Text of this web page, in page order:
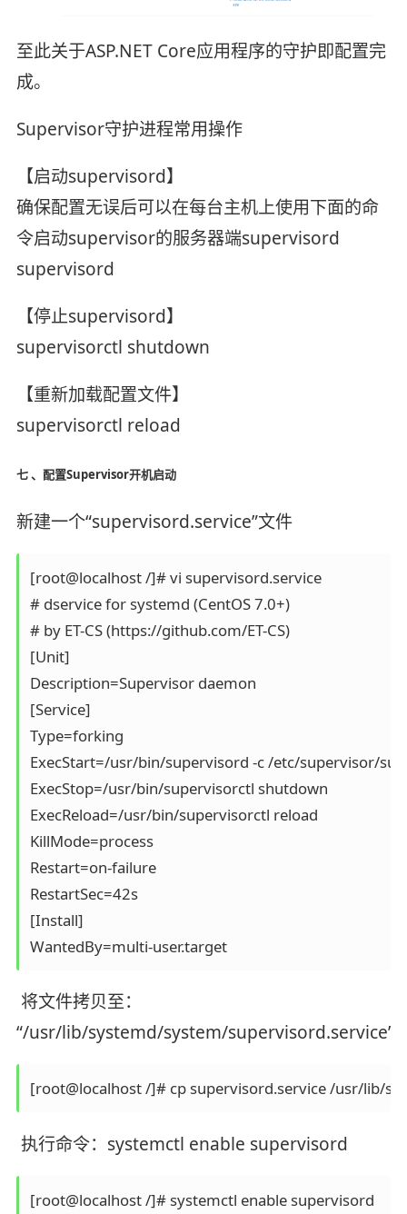
至此关于ASP.NET Core应用程序的守护即配置完
成。
Supervisor守护进程常用操作
【启动supervisord】
确保配置无误后可以在每台主机上使用下面的命
令启动supervisor的服务器端supervisord
supervisord
【停止supervisord】
supervisorctl shutdown
【重新加载配置文件】
supervisorctl reload
七 、配置Supervisor开机启动
新建一个“supervisord.service”文件
[root@localhost /]# vi supervisord.service
# dservice for systemd (CentOS 7.0+)
# by ET-CS (https://github.com/ET-CS)
[Unit]
Description=Supervisor daemon
[Service]
Type=forking
ExecStart=/usr/bin/supervisord -c /etc/supervisor/
ExecStop=/usr/bin/supervisorctl shutdown
ExecReload=/usr/bin/supervisorctl reload
KillMode=process
Restart=on-failure
RestartSec=42s
[Install]
WantedBy=multi-user.target
将文件拷贝至：
“/usr/lib/systemd/system/supervisord.service”
[root@localhost /]# cp supervisord.service /usr/lib/
执行命令：systemctl enable supervisord
[root@localhost /]# systemctl enable supervisord